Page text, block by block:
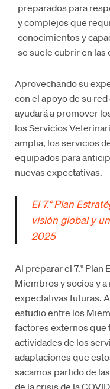
preparados para
y complejos que
conocimientos y
se suele cubrir en las
Aprovechando su
con el apoyo de su
ayudará a promover
los Servicios
amplia, los servicios
equipados para
nuevas expectativas.
El 7.° Plan
visión global y
2025
Al preparar el 7.° Plan
Miembros y socios y
expectativas futuras.
estudio entre los
factores externos que
actividades de los
adaptaciones que
sacamos partido de
de la crisis de la